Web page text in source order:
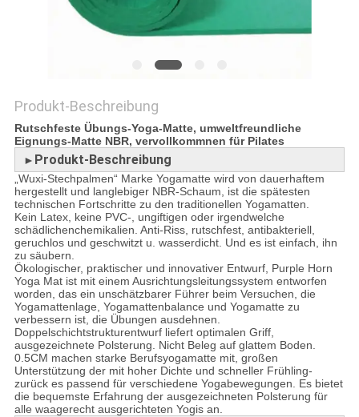
PRIVACY
Produkt-Beschreibung
Rutschfeste Übungs-Yoga-Matte, umweltfreundliche
Eignungs-Matte NBR, vervollkommnen für Pilates
► Produkt-Beschreibung
„Wuxi-Stechpalmen“ Marke Yogamatte wird von dauerhaftem
hergestellt und langlebiger NBR-Schaum, ist die spätesten
technischen Fortschritte zu den traditionellen Yogamatten.
Kein Latex, keine PVC-, ungiftigen oder irgendwelche
schädlichenchemikalien. Anti-Riss, rutschfest, antibakteriell,
geruchlos und geschwitzt u. wasserdicht. Und es ist einfach, ihn
zu säubern.
Ökologischer, praktischer und innovativer Entwurf, Purple Horn
Yoga Mat ist mit einem Ausrichtungsleitungssystem entworfen
worden, das ein unschätzbarer Führer beim Versuchen, die
Yogamattenlage, Yogamattenbalance und Yogamatte zu
verbessern ist, die Übungen ausdehnen.
Doppelschichtstrukturentwurf liefert optimalen Griff,
ausgezeichnete Polsterung. Nicht Beleg auf glattem Boden.
0.5CM machen starke Berufsyogamatte mit, großen
Unterstützung der mit hoher Dichte und schneller Frühling-
zurück es passend für verschiedene Yogabewegungen. Es bietet
die bequemste Erfahrung der ausgezeichneten Polsterung für
alle waagerecht ausgerichteten Yogis an.